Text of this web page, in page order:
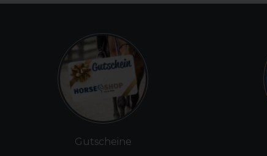
Gutscheine